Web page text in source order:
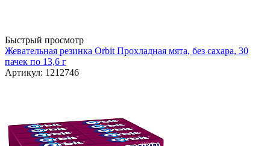
Быстрый просмотр
Жевательная резинка Orbit Прохладная мята, без сахара, 30
пачек по 13,6 г
Артикул: 1212746